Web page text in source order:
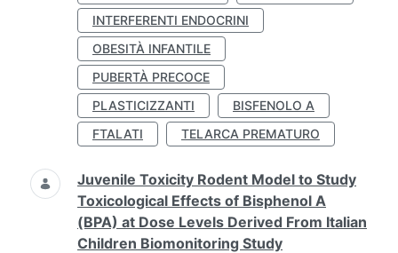
INTERFERENTI ENDOCRINI
OBESITÀ INFANTILE
PUBERTÀ PRECOCE
PLASTICIZZANTI
BISFENOLO A
FTALATI
TELARCA PREMATURO
Juvenile Toxicity Rodent Model to Study
Toxicological Effects of Bisphenol A
(BPA) at Dose Levels Derived From Italian
Children Biomonitoring Study